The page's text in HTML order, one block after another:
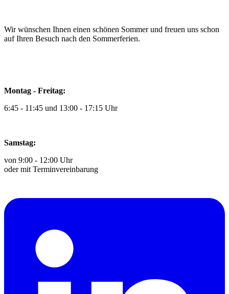
Wir wünschen Ihnen einen schönen Sommer und freuen uns schon
auf Ihren Besuch nach den Sommerferien.
Montag - Freitag:
6:45 - 11:45 und 13:00 - 17:15 Uhr
Samstag:
von 9:00 - 12:00 Uhr
oder mit Terminvereinbarung